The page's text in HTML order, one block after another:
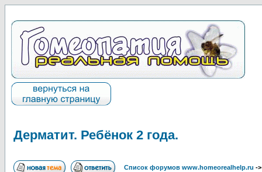
Дерматит. Ребёнок 2 года.
Список форумов www.homeorealhelp.ru -